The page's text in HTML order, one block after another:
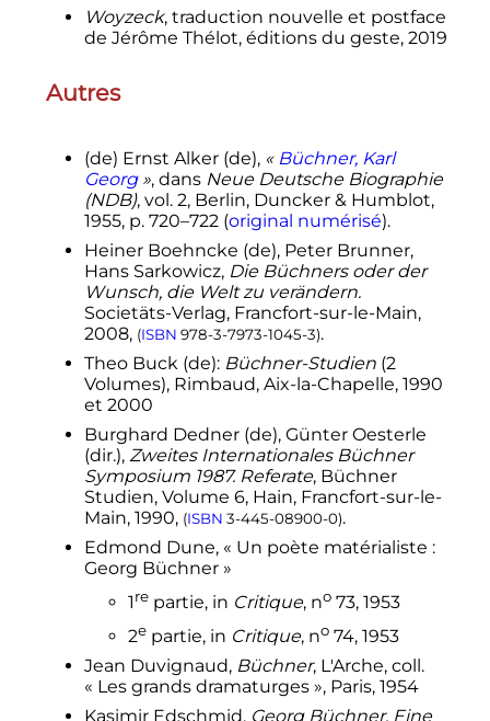
Woyzeck, traduction nouvelle et postface
de Jérôme Thélot, éditions du geste, 2019
Autres
(de) Ernst Alker (de), « Büchner, Karl
Georg», dans Neue Deutsche Biographie
(NDB), vol.2, Berlin, Duncker & Humblot,
1955, p.720–722 (original numérisé).
Heiner Boehncke (de), Peter Brunner,
Hans Sarkowicz, Die Büchners oder der
Wunsch, die Welt zu verändern.
Societäts-Verlag, Francfort-sur-le-Main,
2008, (ISBN 978-3-7973-1045-3).
Theo Buck (de): Büchner-Studien(2
Volumes), Rimbaud, Aix-la-Chapelle, 1990
et 2000
Burghard Dedner (de), Günter Oesterle
(dir.), Zweites Internationales Büchner
Symposium 1987. Referate, Büchner
Studien, Volume 6, Hain, Francfort-sur-le-
Main, 1990, (ISBN 3-445-08900-0).
Edmond Dune, « Un poète matérialiste :
Georg Büchner »
1repartie, in Critique, no 73, 1953
2epartie, in Critique, no 74, 1953
Jean Duvignaud, Büchner, L'Arche, coll.
« Les grands dramaturges », Paris, 1954
Kasimir Edschmid, Georg Büchner. Eine